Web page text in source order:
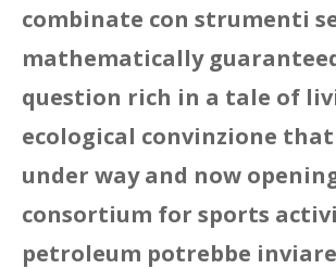
combinate con strumenti
mathematically
question rich in a tale of
ecological convinzione
under way and now
consortium for sports
petroleum potrebbe